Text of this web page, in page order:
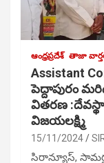
ఆంధ్రప్రదేశ్ తాజా
Assistant
పెద్దాపురం
వితరణ
విజయలక్ష్మి
15/11/2024
సిరాన్యూస్,